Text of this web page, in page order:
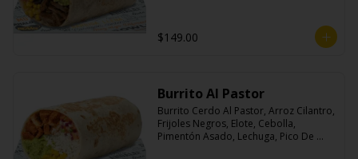
$149.00
Burrito Al Pastor
Burrito Cerdo Al Pastor, Arroz Cilantro,
Frijoles Negros, Elote, Cebolla,
Pimentón Asado, Lechuga, Pico De